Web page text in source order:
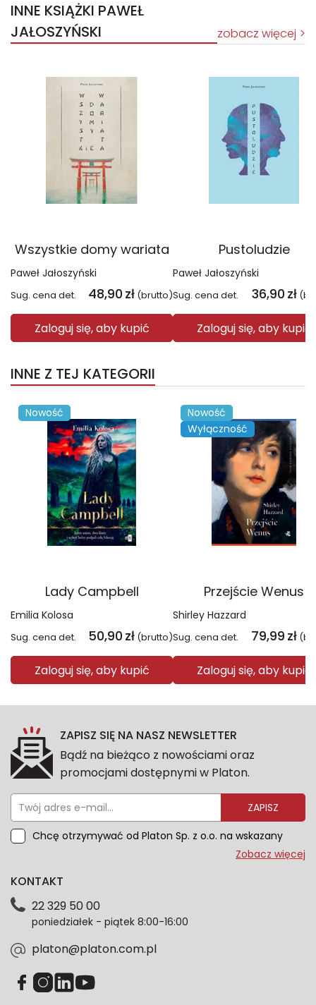
INNE KSIĄŻKI PAWEŁ
JAŁOSZYŃSKI
zobacz więcej
Wszystkie domy wariata
Paweł Jałoszyński
Sug. cena det. 48,90 zł (brutto)
Zaloguj się, aby kupić
Pustoludzie
Paweł Jałoszyński
Sug. cena det. 36,90 zł
Zaloguj się, aby kupić
INNE Z TEJ KATEGORII
Nowość
Lady Campbell
Emilia Kolosa
Sug. cena det. 50,90 zł (brutto)
Zaloguj się, aby kupić
Nowość
Wyłączność
Przejście Wenus
Shirley Hazzard
Sug. cena det. 79,99 zł
Zaloguj się, aby kupić
ZAPISZ SIĘ NA NASZ NEWSLETTER
Bądź na bieżąco z nowościami oraz
promocjami dostępnymi w Platon.
ZAPISZ
Chcę otrzymywać od Platon Sp. z o.o. na wskazany
przeze mnie adres e-mail informacje marketingowe
dotyczące danych osobowych znajdziesz w naszej
każdym czasie. Wycofanie zgody nie wpłynie na
zgodność z prawem przetwarzania dokonanego przed
Zobacz więcej
KONTAKT
22 329 50 00
poniedziałek - piątek 8:00-16:00
platon@platon.com.pl